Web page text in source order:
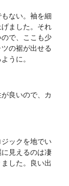
ない。袖を細
ました。それ
で、ここも少
の裾が出せる
うに。
良いので、カ
ジックを地でい
見えるのは凄
した。良い出